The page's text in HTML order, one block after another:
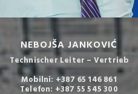
NEBOJŠA JANKOVIĆ
Technischer Leiter – Vertrieb
Mobilni: +387 65 146 861
Telefon: +387 55 545 300